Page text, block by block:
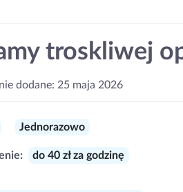
troskliwej
dodane: 25 maja 2026
Jednorazowo
do 40 zł za godzinę